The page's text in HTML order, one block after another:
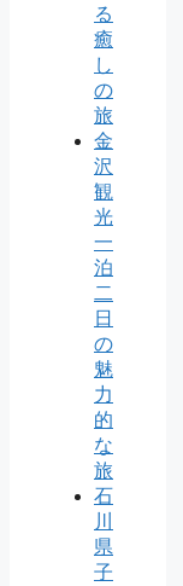
る
癒
し
の
旅
金
沢
観
光
一
泊
二
日
の
魅
力
的
な
旅
石
川
県
子